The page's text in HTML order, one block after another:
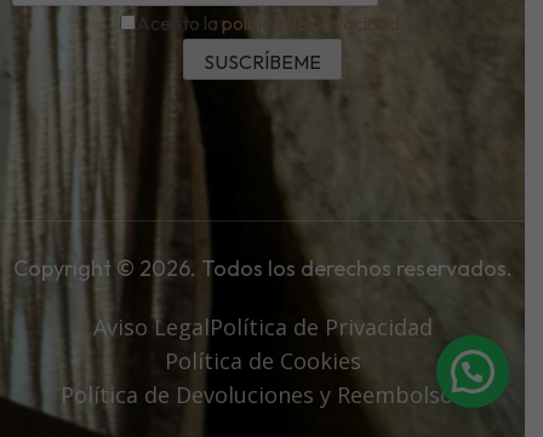
Acepto la política de privacidad.
Copyright © 2026. Todos los derechos reservados.
Aviso LegalPolítica de Privacidad
Política de Cookies
Política de Devoluciones y Reembolsos